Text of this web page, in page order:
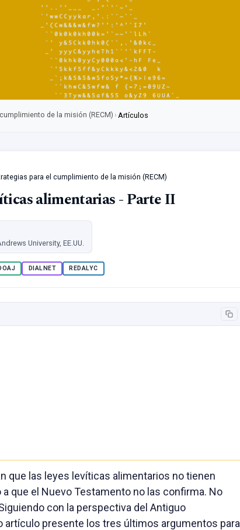
de la misión (RECM) › Artículos
para el cumplimiento de la misión (RECM)
alimentarias - Parte II
University, EE.UU.
DIALNET REDALYC
que las leyes levíticas alimentarios no tienen
que el Nuevo Testamento no las confirma. No
con la perspectiva del Antiguo
presente los tres últimos argumentos para